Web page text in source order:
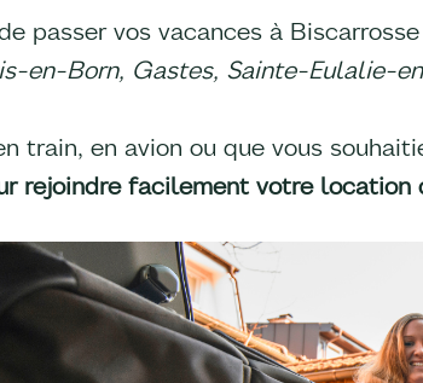
passer vos vacances à
en-Born, Gastes, Sainte-Eulalie-
train, en avion ou que vous
rejoindre facilement votre location